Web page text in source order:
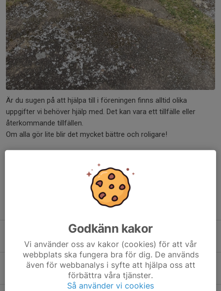
Är du sugen på att hjälpa till i föreningen finns alltid olika
uppgifter vi behöver hjälp med. Det kan vara ett tillfälle eller
återkommande tillfällen.
Om alla gör lite blir det mycket bättre och roligare!
VM i Stockaryd - Storbildsskärm
12 jun, 21:16 0
Tennisplan och Hundrastgård
12 maj, 13:54 0
Godkänn kakor
Vi använder oss av kakor (cookies) för att vår
webbplats ska fungera bra för dig. De används
även för webbanalys i syfte att hjälpa oss att
förbättra våra tjänster.
Så använder vi cookies